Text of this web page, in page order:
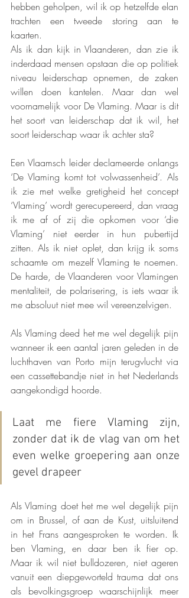
hebben geholpen, wil ik op hetzelfde elan
trachten een tweede storing aan te
kaarten.
Als ik dan kijk in Vlaanderen, dan zie ik
inderdaad mensen opstaan die op politiek
niveau leiderschap opnemen, de zaken
willen doen kantelen. Maar dan wel
voornamelijk voor De Vlaming. Maar is dit
het soort van leiderschap dat ik wil, het
soort leiderschap waar ik achter sta?
Een Vlaamsch leider declameerde onlangs
‘De Vlaming komt tot volwassenheid’. Als
ik zie met welke gretigheid het concept
‘Vlaming’ wordt gerecupereerd, dan vraag
ik me af of zij die opkomen voor ‘die
Vlaming’ niet eerder in hun pubertijd
zitten. Als ik niet oplet, dan krijg ik soms
schaamte om mezelf Vlaming te noemen.
De harde, de Vlaanderen voor Vlamingen
mentaliteit, de polarisering, is iets waar ik
me absoluut niet mee wil vereenzelvigen.
Als Vlaming deed het me wel degelijk pijn
wanneer ik een aantal jaren geleden in de
luchthaven van Porto mijn terugvlucht via
een cassettebandje niet in het Nederlands
aangekondigd hoorde.
Laat me fiere Vlaming zijn,
zonder dat ik de vlag van om het
even welke groepering aan onze
gevel drapeer
Als Vlaming doet het me wel degelijk pijn
om in Brussel, of aan de Kust, uitsluitend
in het Frans aangesproken te worden. Ik
ben Vlaming, en daar ben ik fier op.
Maar ik wil niet bulldozeren, niet ageren
vanuit een diepgeworteld trauma dat ons
als bevolkingsgroep waarschijnlijk meer